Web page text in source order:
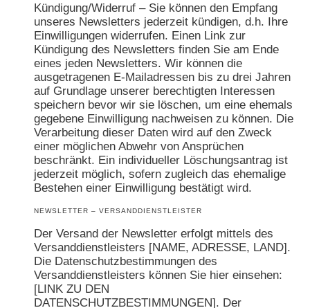
Kündigung/Widerruf – Sie können den Empfang
unseres Newsletters jederzeit kündigen, d.h. Ihre
Einwilligungen widerrufen. Einen Link zur
Kündigung des Newsletters finden Sie am Ende
eines jeden Newsletters. Wir können die
ausgetragenen E-Mailadressen bis zu drei Jahren
auf Grundlage unserer berechtigten Interessen
speichern bevor wir sie löschen, um eine ehemals
gegebene Einwilligung nachweisen zu können. Die
Verarbeitung dieser Daten wird auf den Zweck
einer möglichen Abwehr von Ansprüchen
beschränkt. Ein individueller Löschungsantrag ist
jederzeit möglich, sofern zugleich das ehemalige
Bestehen einer Einwilligung bestätigt wird.
NEWSLETTER – VERSANDDIENSTLEISTER
Der Versand der Newsletter erfolgt mittels des
Versanddienstleisters [NAME, ADRESSE, LAND].
Die Datenschutzbestimmungen des
Versanddienstleisters können Sie hier einsehen:
[LINK ZU DEN
DATENSCHUTZBESTIMMUNGEN]. Der